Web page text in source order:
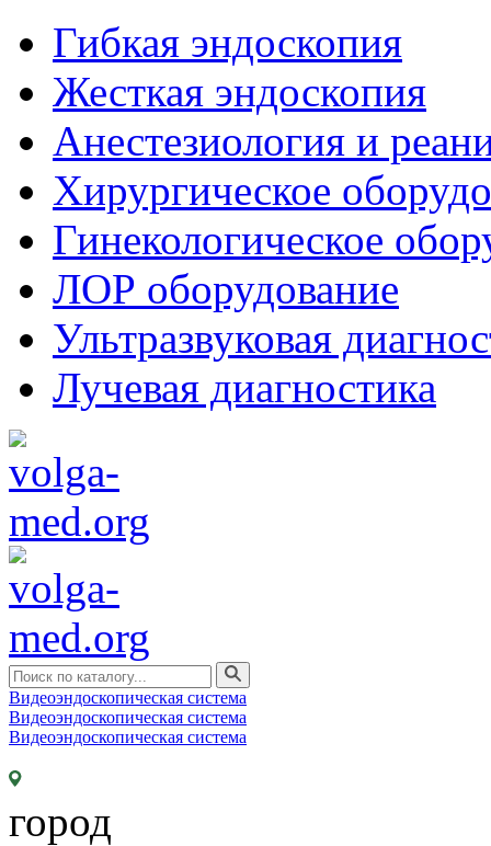
Гибкая эндоскопия
Жесткая эндоскопия
Анестезиология и
Хирургическое
Гинекологическое
ЛОР оборудование
Ультразвуковая
Лучевая диагностика
Видеоэндоскопическая система
Видеоэндоскопическая система
Видеоэндоскопическая система
город